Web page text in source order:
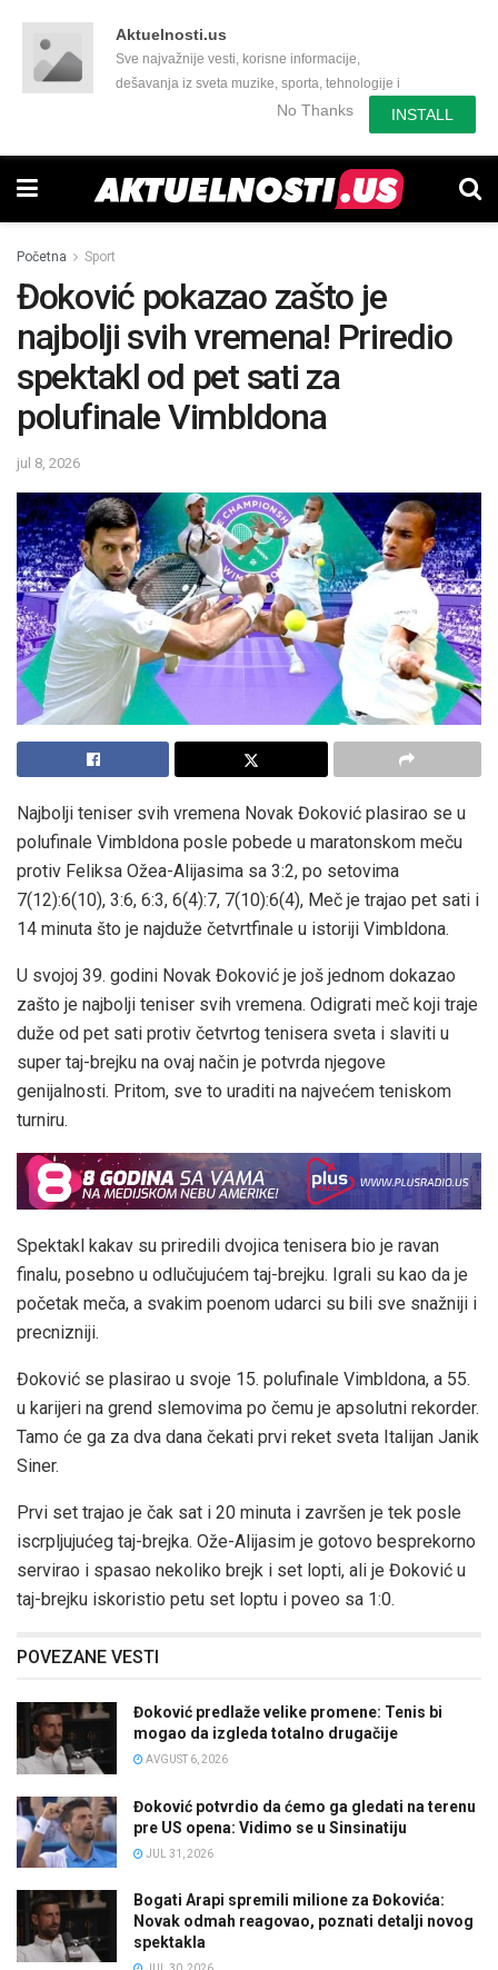
Aktuelnosti.us
Sve najvažnije vesti, korisne informacije,
dešavanja iz sveta muzike, sporta, tehnologije i
još mnogo toga zanimljivog.No Thanks INSTALL
Početna Sport
Đoković pokazao zašto je
najbolji svih vremena! Priredio
spektakl od pet sati za
polufinale Vimbldona
jul 8, 2026
Najbolji teniser svih vremena Novak Đoković plasirao se u
polufinale Vimbldona posle pobede u maratonskom meču
protiv Feliksa Ožea-Alijasima sa 3:2, po setovima
7(12):6(10), 3:6, 6:3, 6(4):7, 7(10):6(4), Meč je trajao pet sati i
14 minuta što je najduže četvrtfinale u istoriji Vimbldona.
U svojoj 39. godini Novak Đoković je još jednom dokazao
zašto je najbolji teniser svih vremena. Odigrati meč koji traje
duže od pet sati protiv četvrtog tenisera sveta i slaviti u
super taj-brejku na ovaj način je potvrda njegove
genijalnosti. Pritom, sve to uraditi na najvećem teniskom
turniru.
Spektakl kakav su priredili dvojica tenisera bio je ravan
finalu, posebno u odlučujućem taj-brejku. Igrali su kao da je
početak meča, a svakim poenom udarci su bili sve snažniji i
precnizniji.
Đoković se plasirao u svoje 15. polufinale Vimbldona, a 55.
u karijeri na grend slemovima po čemu je apsolutni rekorder.
Tamo će ga za dva dana čekati prvi reket sveta Italijan Janik
Siner.
Prvi set trajao je čak sat i 20 minuta i završen je tek posle
iscrpljujućeg taj-brejka. Ože-Alijasim je gotovo besprekorno
servirao i spasao nekoliko brejk i set lopti, ali je Đoković u
taj-brejku iskoristio petu set loptu i poveo sa 1:0.
POVEZANE VESTI
Đoković predlaže velike promene: Tenis bi
mogao da izgleda totalno drugačije
AVGUST 6, 2026
Đoković potvrdio da ćemo ga gledati na terenu
pre US opena: Vidimo se u Sinsinatiju
JUL 31, 2026
Bogati Arapi spremili milione za Đokovića:
Novak odmah reagovao, poznati detalji novog
spektakla